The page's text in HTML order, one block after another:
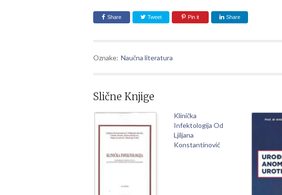
Share Tweet Pin it Share
Oznake: Naučna literatura
Slične Knjige
Klinička
Infektologija Od
Ljiljana
Konstantinović